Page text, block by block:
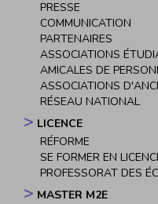
PRESSE
COMMUNICATION
PARTENAIRES
ASSOCIATIONS
AMICALES DE
ASSOCIATIONS
RÉSEAU NATIONAL
LICENCE
RÉFORME
SE FORMER EN
PROFESSORAT DES
MASTER M2E